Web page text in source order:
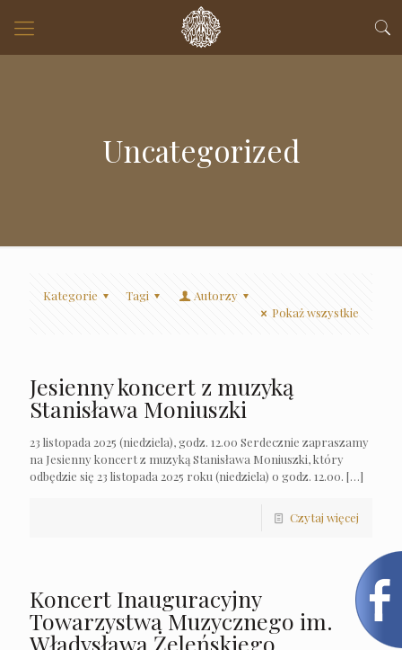
Uncategorized
Kategorie Tagi
Autorzy
Pokaż wszystkie
Jesienny koncert z muzyką
Stanisława Moniuszki
23 listopada 2025 (niedziela), godz. 12.00 Serdecznie zapraszamy
na Jesienny koncert z muzyką Stanisława Moniuszki, który
odbędzie się 23 listopada 2025 roku (niedziela) o godz. 12.00. […]
Czytaj więcej
Koncert Inauguracyjny
Towarzystwa Muzycznego im.
Władysława Żeleńskiego